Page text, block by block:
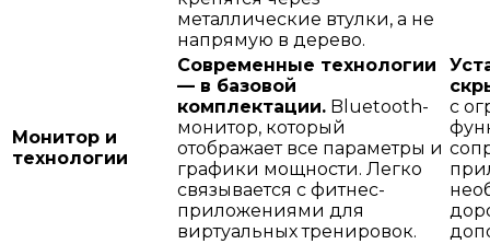
металлические втулки, а не
напрямую в дерево.
Монитор и
технологии
Современные технологии
— в базовой
комплектации. Bluetooth-
монитор, который
отображает все параметры и
графики мощности. Легко
связывается с фитнес-
приложениями для
виртуальных тренировок.
с